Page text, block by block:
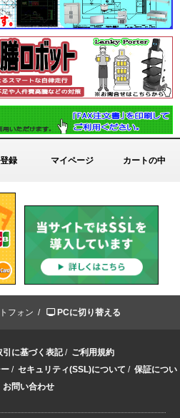
録 マイページ カートの中
フォン / PCに切り替える
引に基づく表記/ ご利用規約
/ セキュリティ(SSL)について / 保証につい
お問い合わせ